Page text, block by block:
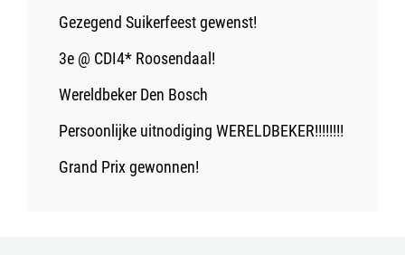
Gezegend Suikerfeest gewenst!
3e @ CDI4* Roosendaal!
Wereldbeker Den Bosch
Persoonlijke uitnodiging WERELDBEKER!!!!!!!!
Grand Prix gewonnen!